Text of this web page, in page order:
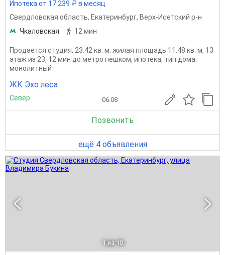
Ипотека от 17 239 ₽ в месяц
Свердловская область, Екатеринбург, Верх-Исетский р-н
Чкаловская
12 мин
Продается студия, 23.42 кв. м, жилая площадь 11.48 кв. м, 13
этаж из 23, 12 мин до метро пешком, ипотека, тип дома:
монолитный
ЖК Эхо леса
Север 06.08
Позвонить
ещё 4 объявления
1 из 10